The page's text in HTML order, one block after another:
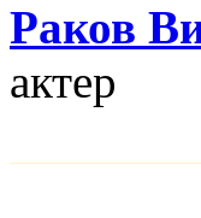
Раков
актер